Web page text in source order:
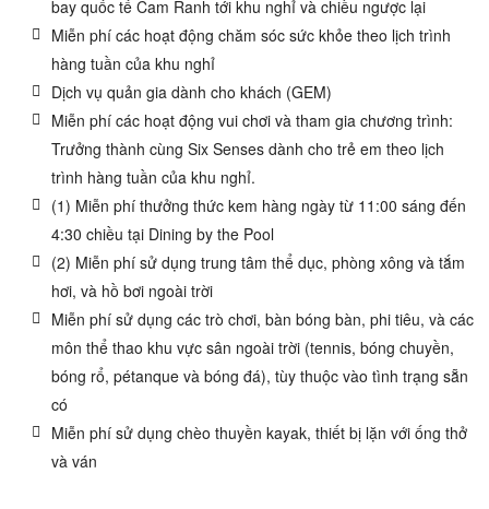
bay quốc tế Cam Ranh tới khu nghỉ và chiều ngược lại
Miễn phí các hoạt động chăm sóc sức khỏe theo lịch trình
hàng tuần của khu nghỉ
Dịch vụ quản gia dành cho khách (GEM)
Miễn phí các hoạt động vui chơi và tham gia chương trình:
Trưởng thành cùng Six Senses dành cho trẻ em theo lịch
trình hàng tuần của khu nghỉ.
(1) Miễn phí thưởng thức kem hàng ngày từ 11:00 sáng đến
4:30 chiều tại Dining by the Pool
(2) Miễn phí sử dụng trung tâm thể dục, phòng xông và tắm
hơi, và hồ bơi ngoài trời
Miễn phí sử dụng các trò chơi, bàn bóng bàn, phi tiêu, và các
môn thể thao khu vực sân ngoài trời (tennis, bóng chuyền,
bóng rổ, pétanque và bóng đá), tùy thuộc vào tình trạng sẵn
có
Miễn phí sử dụng chèo thuyền kayak, thiết bị lặn với ống thở
và ván